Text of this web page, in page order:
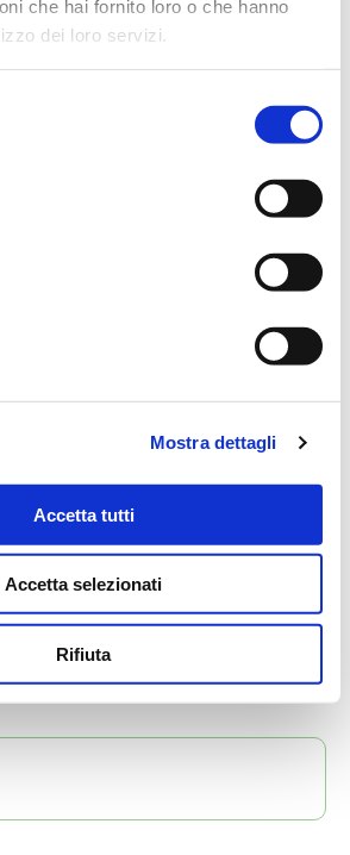
che hai fornito loro o che hanno
dei loro servizi.
Mostra dettagli
Accetta tutti
Accetta selezionati
Rifiuta
11/12/2021 alle 16:33
di vicinanza alla famiglia di
sarà pubblicato.